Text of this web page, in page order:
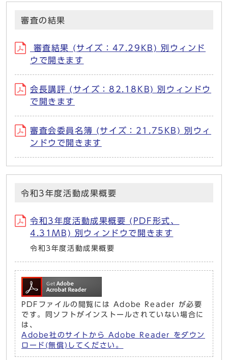
審査の結果
審査結果 (サイズ：47.29KB) 別ウィンド
ウで開きます
会長講評 (サイズ：82.18KB) 別ウィンドウ
で開きます
審査会委員名簿 (サイズ：21.75KB) 別ウィ
ンドウで開きます
令和3年度活動成果概要
令和3年度活動成果概要 (PDF形式、
4.31MB) 別ウィンドウで開きます
令和3年度活動成果概要
PDFファイルの閲覧には Adobe Reader が必要
です。同ソフトがインストールされていない場合に
は、
Adobe社のサイトから Adobe Reader をダウン
ロード(無償)してください。